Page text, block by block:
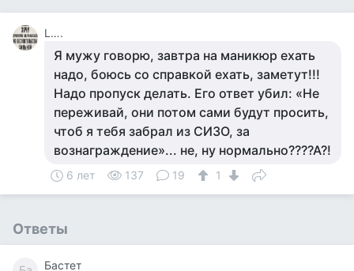
L….
Я мужу говорю, завтра на маникюр ехать
надо, боюсь со справкой ехать, заметут!!!
Надо пропуск делать. Его ответ убил: «Не
переживай, они потом сами будут просить,
чтоб я тебя забрал из СИЗО, за
вознаграждение»... не, ну нормально????А?!
6 лет 137 19 1
Ответы
Бастет